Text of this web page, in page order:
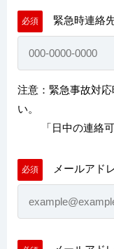
必須 緊急時連絡
注意：緊急事故対
い。
「日中の連絡可
必須 メールアド